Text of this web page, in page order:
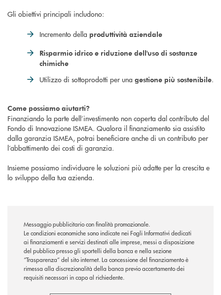
Gli obiettivi principali includono:
Incremento della produttività aziendale
Risparmio idrico e riduzione dell'uso di sostanze
chimiche
Utilizzo di sottoprodotti per una gestione più sostenibile.
Come possiamo aiutarti?
Finanziando la parte dell’investimento non coperta dal contributo del
Fondo di Innovazione ISMEA. Qualora il finanziamento sia assistito
dalla garanzia ISMEA, potrai beneficiare anche di un contributo per
l’abbattimento dei costi di garanzia.
Insieme possiamo individuare le soluzioni più adatte per la crescita e
lo sviluppo della tua azienda.
Messaggio pubblicitario con finalità promozionale.
Le condizioni economiche sono indicate nei Fogli Informativi dedicati
ai finanziamenti e servizi destinati alle imprese, messi a disposizione
del pubblico presso gli sportelli della banca e nella sezione
“Trasparenza” del sito internet. La concessione del finanziamento è
rimessa alla discrezionalità della banca previo accertamento dei
requisiti necessari in capo al richiedente.